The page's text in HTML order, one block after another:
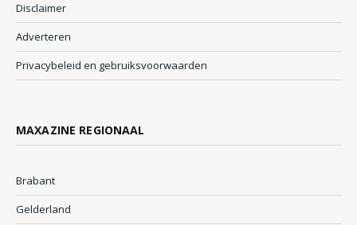
Disclaimer
Adverteren
Privacybeleid en gebruiksvoorwaarden
MAXAZINE REGIONAAL
Brabant
Gelderland